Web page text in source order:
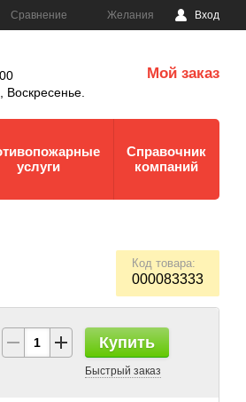
Сравнение Желания Вход
Воскресенье.
Мой заказ
услуги
Справочник
компаний
Код товара:
000083333
Купить
Быстрый заказ